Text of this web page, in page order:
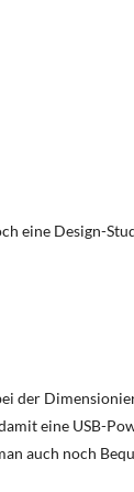
eine Design-
der
eine USB-
auch noch